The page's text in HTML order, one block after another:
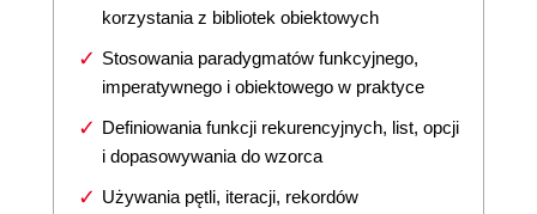
korzystania z bibliotek obiektowych
Stosowania paradygmatów funkcyjnego,
imperatywnego i obiektowego w praktyce
Definiowania funkcji rekurencyjnych, list, opcji
i dopasowywania do wzorca
Używania pętli, iteracji, rekordów